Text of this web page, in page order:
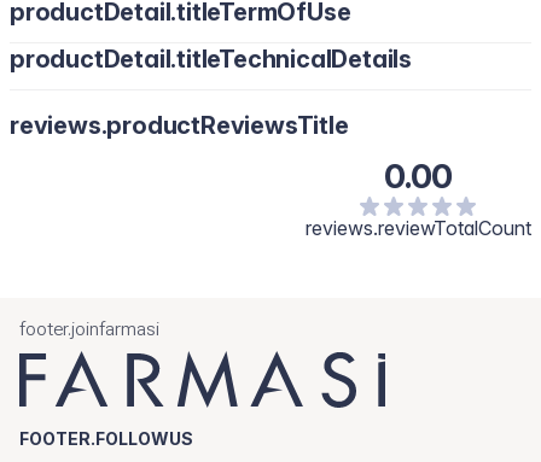
productDetail.titleTermOfUse
productDetail.titleTechnicalDetails
reviews.productReviewsTitle
0.00
reviews.reviewTotalCount
footer.joinfarmasi
FOOTER.FOLLOWUS